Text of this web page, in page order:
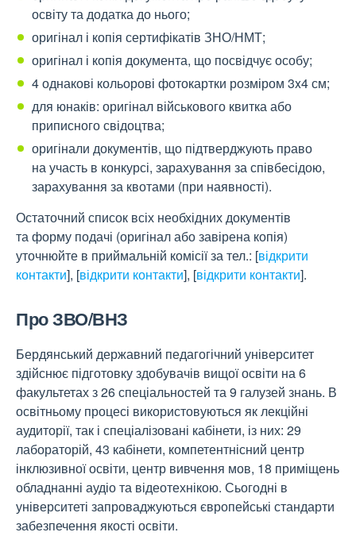
освіту та додатка до нього;
оригінал і копія сертифікатів ЗНО/НМТ;
оригінал і копія документа, що посвідчує особу;
4 однакові кольорові фотокартки розміром 3x4 см;
для юнаків: оригінал військового квитка або
приписного свідоцтва;
оригінали документів, що підтверджують право
на участь в конкурсі, зарахування за співбесідою,
зарахування за квотами (при наявності).
Остаточний список всіх необхідних документів
та форму подачі (оригінал або завірена копія)
уточнюйте в приймальній комісії за тел.: [відкрити
контакти], [відкрити контакти], [відкрити контакти].
Про ЗВО/ВНЗ
Бердянський державний педагогічний університет
здійснює підготовку здобувачів вищої освіти на 6
факультетах з 26 спеціальностей та 9 галузей знань. В
освітньому процесі використовуються як лекційні
аудиторії, так і спеціалізовані кабінети, із них: 29
лабораторій, 43 кабінети, компетентнісний центр
інклюзивної освіти, центр вивчення мов, 18 приміщень
обладнанні аудіо та відеотехнікою. Сьогодні в
університеті запроваджуються європейські стандарти
забезпечення якості освіти.